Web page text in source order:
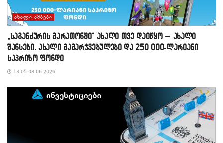
ᲐᲮᲐᲚᲘ ᲐᲛᲑᲔᲑᲘ
„საგანძურის მარათონში“ ახალი თვე დაიწყო – ახალი
შანსები, ახალი გამარჯვებულები და 250 000-ლარიანი
საპრიზო ფონდი
13:05 08-06-2026